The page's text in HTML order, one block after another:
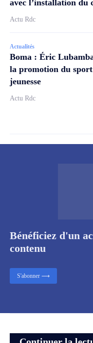
avec l’installation du
Actu Rdc
Actualités
Boma : Éric
la promotion du sport
jeunesse
Actu Rdc
Bénéficiez d'un
contenu
S'abonner ⟶